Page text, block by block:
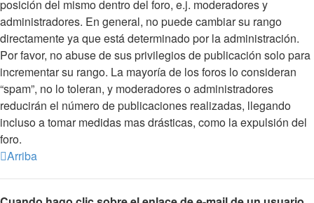
posición del mismo dentro del foro, e.j. moderadores y
administradores. En general, no puede cambiar su rango
directamente ya que está determinado por la administración.
Por favor, no abuse de sus privilegios de publicación solo para
incrementar su rango. La mayoría de los foros lo consideran
“spam”, no lo toleran, y moderadores o administradores
reducirán el número de publicaciones realizadas, llegando
incluso a tomar medidas mas drásticas, como la expulsión del
foro.
Arriba